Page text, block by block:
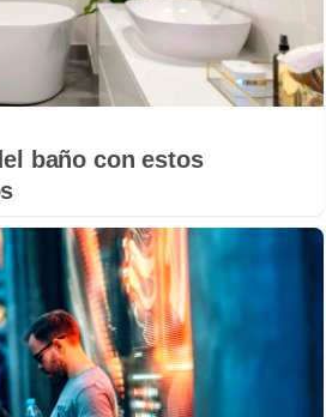
baño con estos